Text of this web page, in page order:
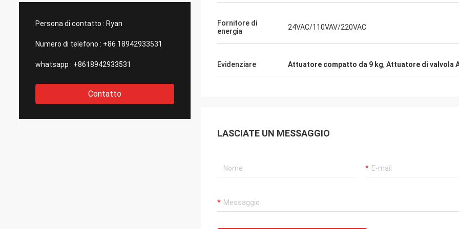
stupefacenti per il loro meraviglioso
controllo di qualità per le parti di
supportarci.
Persona di contatto : Ryan
Numero di telefono : +86 18942933531
whatsapp : +8618942933531
Contatto
Fornitore di
energia
24VAC/110VAV/220VAC
Evidenziare Attuatore compatto da 9 kg, Attuatore di valvola
LASCIATE UN MESSAGGIO